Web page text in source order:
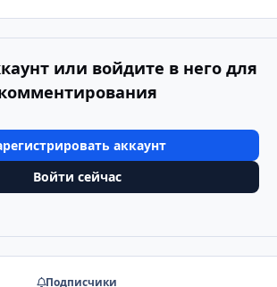
или войдите в него для
аккаунт
Войти сейчас
Подписчики